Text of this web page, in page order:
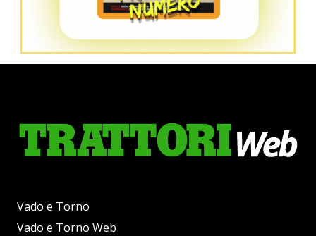
Vado e Torno
Vado e Torno Web